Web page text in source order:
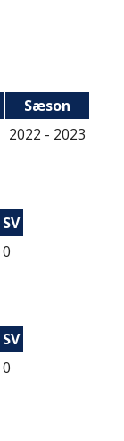
Sæson
2022 - 2023
SV
0
SV
0